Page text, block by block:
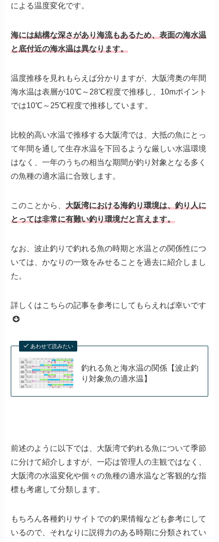
による温度変化です。
海には結構な深さがあり海流もあるため、表面の海水温
と底付近の海水温は異なります。
温度推移を見れもらえば分かりますが、大阪湾奥の年間
海水温は表層が10℃～28℃程度で推移し、10mポイント
では10℃～25℃程度で推移しています。
比較的高い水温で推移する大阪湾では、大抵の魚にとっ
て年間を通して生存水温を下回るような厳しい水温環境
はなく、一年のうちの相当な期間が釣り対象となる多く
の魚種の適水温に合致します。
このことから、大阪湾における海釣り環境は、釣り人に
とっては非常に有難い釣り環境だと言えます。
なお、波止釣りで釣れる魚の時期と水温との関係性につ
いては、かなりの一致をみせることを過去に紹介しまし
た。
詳しくはこちらの記事を参考にしてもらえれば幸いです
あわせて読みたい
釣れる魚と海水温の関係【波止釣
り対象魚の適水温】
前述のように以下では、大阪湾で釣れる魚について季節
に分けて紹介しますが、一応は管理人の主観ではなく、
大阪湾の水温変化や個々の魚種の適水温など客観的な指
標も考慮して分類します。
もちろん各種釣りサイトでの釣果情報なども参考にして
いるので、それなりに説得力のある時期に分類されてい